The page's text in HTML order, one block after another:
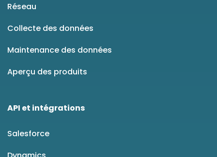
Réseau
Collecte des données
Maintenance des données
Aperçu des produits
API et intégrations
Salesforce